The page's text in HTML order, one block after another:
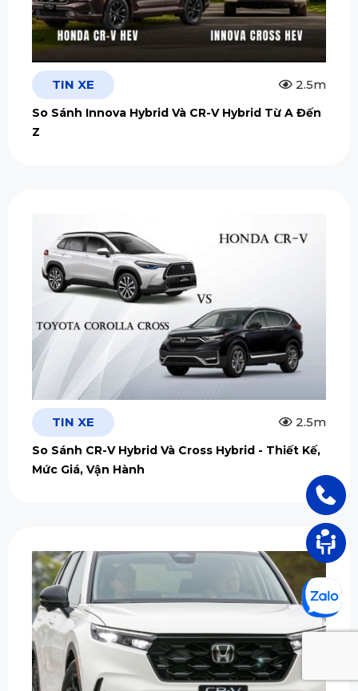
TIN XE 2.5m
So Sánh Innova Hybrid Và CR-V Hybrid Từ A Đến
Z
TIN XE 2.5m
So Sánh CR-V Hybrid Và Cross Hybrid - Thiết Kế,
Mức Giá, Vận Hành